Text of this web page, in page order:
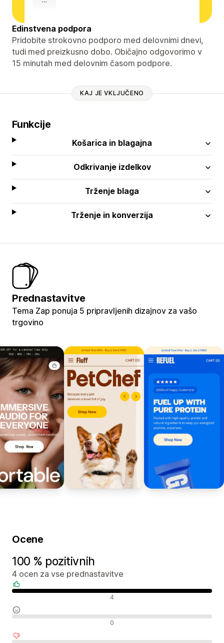
Edinstvena podpora
Pridobite strokovno podporo med delovnimi dnevi,
tudi med preizkusno dobo. Običajno odgovorimo v
15 minutah med delovnim časom podpore.
KAJ JE VKLJUČENO
Funkcije
Košarica in blagajna
Odkrivanje izdelkov
Trženje blaga
Trženje in konverzija
Prednastavitve
Tema Zap ponuja 5 pripravljenih dizajnov za vašo
trgovino
Ocene
100 % pozitivnih
4 ocen za vse prednastavitve
4
0